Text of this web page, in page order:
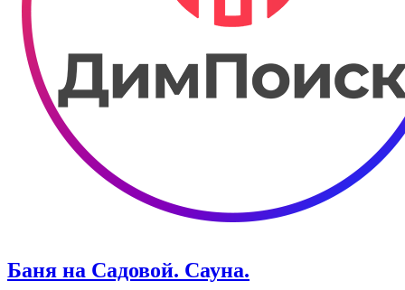
Баня на Садовой. Сауна.